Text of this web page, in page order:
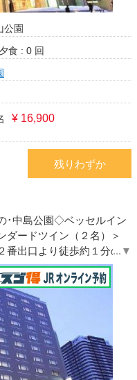
公園
夕食 : 0 回
¥ 16,900
残りわずか
･中島公園◇ベッセルイン
ードツイン（２名）＞
番出口より徒歩約１分の駅
取